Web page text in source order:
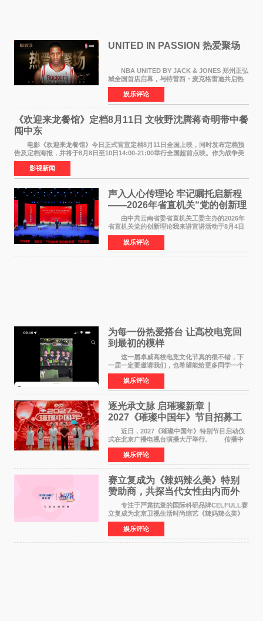
UNITED IN PASSION 热爱聚场
NBA UNITED BY JACK & JONES 郑州正弘
城全国首店启幕，与特雷西・麦克格雷迪共启热
爱 2026 年7 月21 日，
NBAUNITEDBYJACK&JONES 全国首店，于郑
州正弘城正式启幕。NBA 传奇球星
娱乐评论
《欢迎来龙餐馆》定档8月11日 文牧野沈腾蒋奇明带中餐
闯中东
电影《欢迎来龙餐馆》今日正式官宣定档8月11日全国上映，同时发布定档预
告及定档海报，并将于8月8日至10日14:00-21:00举行全国超前点映。作为战争美
食大片，影片讲述的是中国厨师徐福（沈腾
影视新闻
声入人心传理论 牢记嘱托启新程
——2026年省直机关“党的创新理
论我来讲”宣讲活动圆满落幕
由中共云南省委省直机关工委主办的2026年
省直机关党的创新理论我来讲宣讲活动于8月4日
至5日在昆明举办。活动以 "牢记嘱托 感恩奋进
开创云南发展新局面 "为主题，坚持以新时代中国
特色社会主义
娱乐评论
为每一份热爱搭台 让高校电竞回
到最初的模样
这一届卓威高校电竞文化节真的很不错，下
一届一定要邀请我们，也希望能给更多同学一个
来到现场的机会。 2026卓威高校电竞文化节
已经落下帷幕，在活动结束后，仍有不少高校电
竞社负责人和现
娱乐评论
逐光承文脉 启璀璨新章｜
2027《璀璨中国年》节目招募工
作圆满启动
近日，2027《璀璨中国年》特别节目启动仪
式在北京广播电视台演播大厅举行。 传播中
华优秀传统文化，弘扬纯正国风艺术，打造高规
格、高质感、正能量的文艺盛典，是璀璨中国年
矢志不渝的初心
娱乐评论
赛立复成为《辣妈辣么美》特别
赞助商，共探当代女性由内而外
活力美
专注于严肃抗衰的国际科研品牌CELFULL赛
立复成为北京卫视生活时尚综艺《辣妈辣么美》
的特别赞助商,明星辣妈袁咏仪倾情参与，向广大
都市女性传递健康生活新主张，寄语当代女性在
家庭与自我之间
娱乐评论